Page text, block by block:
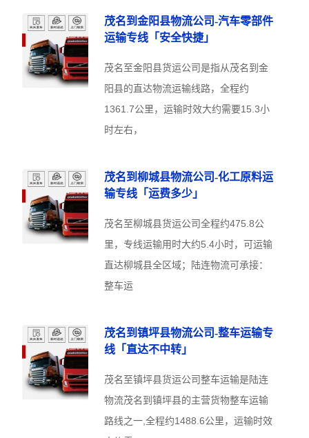
茂名到金阳县物流公司-汽车零部件
运输专线「安全快捷」
茂名至金阳县货运公司是指从茂名到金
阳县的直达物流运输线路，全程约
1361.7公里，运输时效大约需要15.3小
时左右，
茂名到柳城县物流公司-化工原料运
输专线「运费多少」
茂名至柳城县货运公司全程约475.8公
里，专线运输用时大约5.4小时，可运输
直达柳城县全区域；陆连物流可承接：
整车运
茂名到镇坪县物流公司-整车运输专
线「直达不中转」
茂名至镇坪县货运公司整车运输是陆连
物流茂名到镇坪县的主营货物整车运输
路线之一,全程约1488.6公里，运输时效